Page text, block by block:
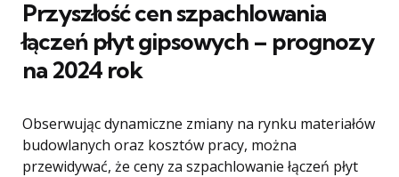
Przyszłość cen szpachlowania
łączeń płyt gipsowych – prognozy
na 2024 rok
Obserwując dynamiczne zmiany na rynku materiałów
budowlanych oraz kosztów pracy, można
przewidywać, że ceny za szpachlowanie łączeń płyt